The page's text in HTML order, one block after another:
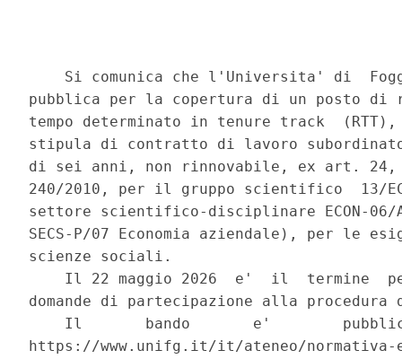
Si comunica che l'Universita' di
pubblica per la copertura di un posto
tempo determinato in tenure track
stipula di contratto di lavoro
di sei anni, non rinnovabile, ex art. 24,
240/2010, per il gruppo scientifico  13/
settore scientifico-disciplinare ECON-06/
SECS-P/07 Economia aziendale), per le
scienze sociali.
Il 22 maggio 2026  e'  il  termine
domande di partecipazione alla
Il       bando       e'
https://www.unifg.it/it/ateneo/normativa-